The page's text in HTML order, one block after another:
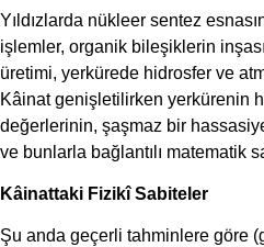
Yıldızlarda nükleer sentez
işlemler, organik bileşiklerin
üretimi, yerkürede hidrosfer ve
Kâinat genişletilirken yerkürenin
değerlerinin, şaşmaz bir
ve bunlarla bağlantılı matematik
Kâinattaki Fizikî Sabiteler
Şu anda geçerli tahminlere göre